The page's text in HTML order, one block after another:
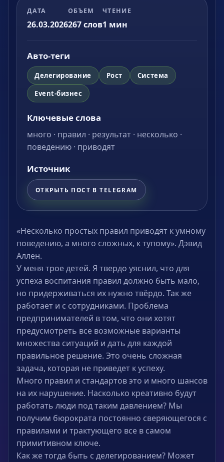
ДАТА
26.03.2026
ОБЪЕМ
267слов
ЧТЕНИЕ
1 мин
Авто-теги
Делегирование Рост
Система
Event-бизнес
Ключевые слова
много · правил · результат · несколько ·
поведению · приводят
Источник
ОТКРЫТЬ ПОСТ В TELEGRAM
«Несколько простых правил приводят к умному
поведению, а много сложных, к тупому». Дэвид
Аллен.
У меня трое детей. Я твердо уяснил, что для
успеха воспитания правил должно быть мало,
но придерживаться их нужно твёрдо. Так же
работает и с сотрудниками. Проблема
предпринимателей в том, что они хотят
предусмотреть все возможные варианты
множества ситуаций и дать для каждой
правильное решение. Это очень сложная
задача, которая не приведет к успеху.
Много правил и стандартов это и много шансов
на их нарушение. Насколько креативно будут
работать люди под таким давлением? Мы
получим бюрократа постоянно сверяющегося с
правилами и трактующего все в самом
примитивном ключе.
Как же тогда быть с делегированием? Может